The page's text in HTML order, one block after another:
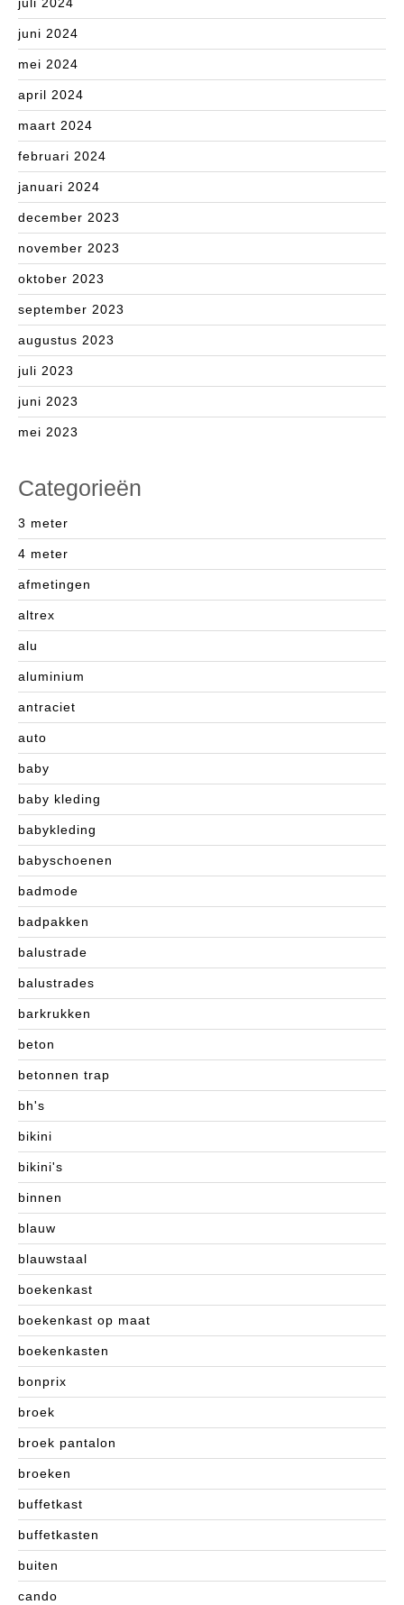
juli 2024
juni 2024
mei 2024
april 2024
maart 2024
februari 2024
januari 2024
december 2023
november 2023
oktober 2023
september 2023
augustus 2023
juli 2023
juni 2023
mei 2023
Categorieën
3 meter
4 meter
afmetingen
altrex
alu
aluminium
antraciet
auto
baby
baby kleding
babykleding
babyschoenen
badmode
badpakken
balustrade
balustrades
barkrukken
beton
betonnen trap
bh's
bikini
bikini's
binnen
blauw
blauwstaal
boekenkast
boekenkast op maat
boekenkasten
bonprix
broek
broek pantalon
broeken
buffetkast
buffetkasten
buiten
cando